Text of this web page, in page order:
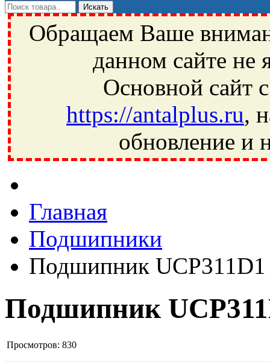
Обращаем Ваше
данном сайте не
Основной сайт
https://antalplus.ru,
обновление и
Ивантеевка, подшипники, пневматика, метизы, техника,
Главная
Подшипники
Подшипник UCP311D1
Подшипник
Просмотров: 830